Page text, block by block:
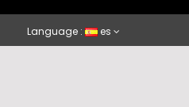
Language : es